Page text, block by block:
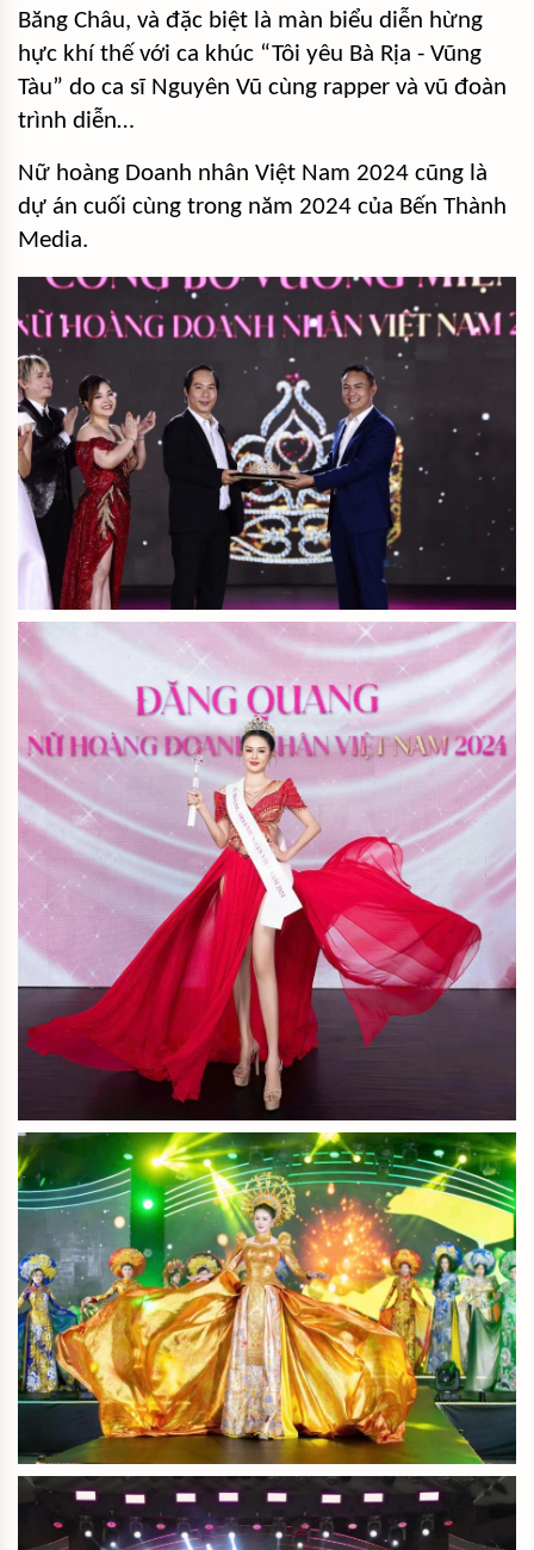
Băng Châu, và đặc biệt là màn biểu diễn hừng
hực khí thế với ca khúc “Tôi yêu Bà Rịa - Vũng
Tàu” do ca sĩ Nguyên Vũ cùng rapper và vũ đoàn
trình diễn…
Nữ hoàng Doanh nhân Việt Nam 2024 cũng là
dự án cuối cùng trong năm 2024 của Bến Thành
Media.